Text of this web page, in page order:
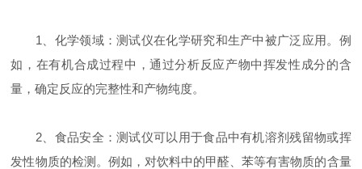
1、化学领域：测试仪在化学研究和生产中被广泛应用。例
如，在有机合成过程中，通过分析反应产物中挥发性成分的含
量，确定反应的完整性和产物纯度。
2、食品安全：测试仪可以用于食品中有机溶剂残留物或挥
发性物质的检测。例如，对饮料中的甲醛、苯等有害物质的含量